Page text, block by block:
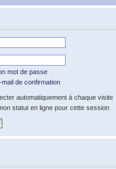
mot de passe
mail de confirmation
automatiquement à chaque visite
statut en ligne pour cette session